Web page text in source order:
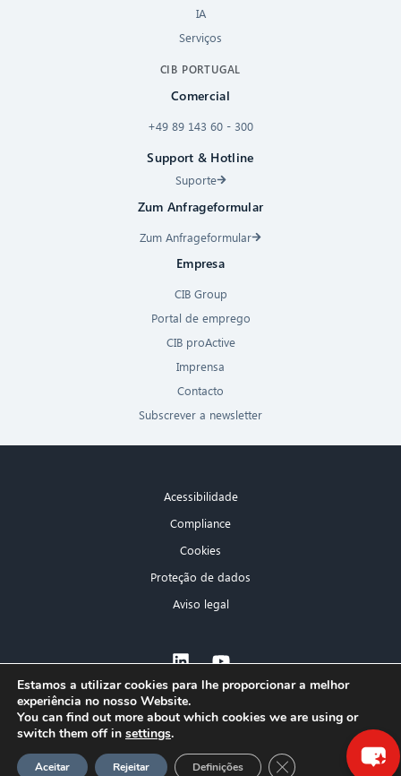
IA
Serviços
CIB PORTUGAL
Comercial
+49 89 143 60 - 300
Support & Hotline
Suporte
Zum Anfrageformular
Zum Anfrageformular
Empresa
CIB Group
Portal de emprego
CIB proActive
Imprensa
Contacto
Subscrever a newsletter
Acessibilidade
Compliance
Cookies
Proteção de dados
Aviso legal
Estamos a utilizar cookies para lhe proporcionar a melhor
experiência no nosso Website.
You can find out more about which cookies we are using or
switch them off in settings.
Aceitar Rejeitar Definições GDPR Cookie-